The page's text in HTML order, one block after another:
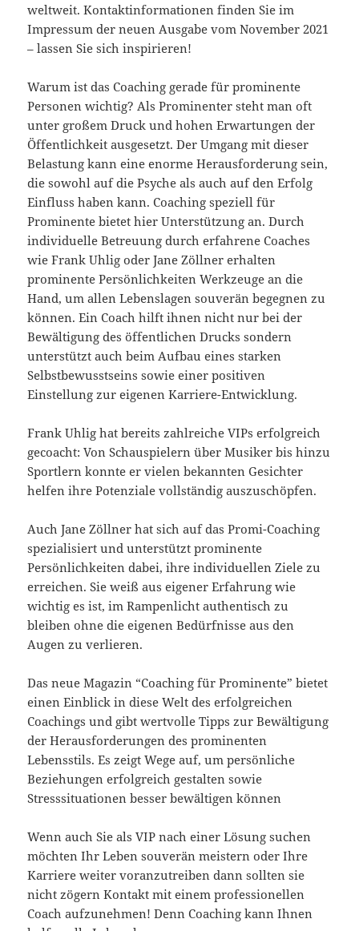
weltweit. Kontaktinformationen finden Sie im
Impressum der neuen Ausgabe vom November 2021
– lassen Sie sich inspirieren!
Warum ist das Coaching gerade für prominente
Personen wichtig? Als Prominenter steht man oft
unter großem Druck und hohen Erwartungen der
Öffentlichkeit ausgesetzt. Der Umgang mit dieser
Belastung kann eine enorme Herausforderung sein,
die sowohl auf die Psyche als auch auf den Erfolg
Einfluss haben kann. Coaching speziell für
Prominente bietet hier Unterstützung an. Durch
individuelle Betreuung durch erfahrene Coaches
wie Frank Uhlig oder Jane Zöllner erhalten
prominente Persönlichkeiten Werkzeuge an die
Hand, um allen Lebenslagen souverän begegnen zu
können. Ein Coach hilft ihnen nicht nur bei der
Bewältigung des öffentlichen Drucks sondern
unterstützt auch beim Aufbau eines starken
Selbstbewusstseins sowie einer positiven
Einstellung zur eigenen Karriere-Entwicklung.
Frank Uhlig hat bereits zahlreiche VIPs erfolgreich
gecoacht: Von Schauspielern über Musiker bis hinzu
Sportlern konnte er vielen bekannten Gesichter
helfen ihre Potenziale vollständig auszuschöpfen.
Auch Jane Zöllner hat sich auf das Promi-Coaching
spezialisiert und unterstützt prominente
Persönlichkeiten dabei, ihre individuellen Ziele zu
erreichen. Sie weiß aus eigener Erfahrung wie
wichtig es ist, im Rampenlicht authentisch zu
bleiben ohne die eigenen Bedürfnisse aus den
Augen zu verlieren.
Das neue Magazin “Coaching für Prominente” bietet
einen Einblick in diese Welt des erfolgreichen
Coachings und gibt wertvolle Tipps zur Bewältigung
der Herausforderungen des prominenten
Lebensstils. Es zeigt Wege auf, um persönliche
Beziehungen erfolgreich gestalten sowie
Stresssituationen besser bewältigen können
Wenn auch Sie als VIP nach einer Lösung suchen
möchten Ihr Leben souverän meistern oder Ihre
Karriere weiter voranzutreiben dann sollten sie
nicht zögern Kontakt mit einem professionellen
Coach aufzunehmen! Denn Coaching kann Ihnen